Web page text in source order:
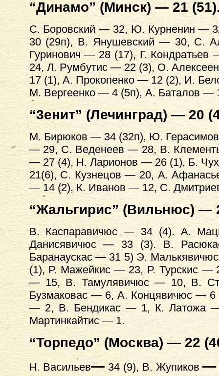
“Динамо” (Минск) — 21
С. Боровский — 32, Ю. Курненин —
30 (29п), В. Янушевский — 30, С.
Гуринович — 28 (17), Г.
24, Л. Румбутис — 22 (3), О.
17 (1), А. Прокопенко — 12 (2), И.
М. Вергеенко — 4 (5п), А. Баталов —
“3енит” (Лечинград) — 20
М. Бирюков — 34 (32п), Ю.
— 29, С. Веденеев — 28, В.
— 27 (4), Н. Ларионов — 26 (1), Б.
21(6), С. Кузнецов — 20, А.
— 14 (2), К. Иванов — 12, С.
“Жальгирис” (Вильнюс) —
В. Каспаравичюс — 34 (4). А.
Данисявичюс — 33 (3). В.
Баранаускас — 31 5) Э.
(1), Р. Мажейкис — 23, Р. Турскис —
— 15, В. Тамулявичюс — 10, В.
Бузмаковас — 6, А. Концявичюс — 6
— 2, В. Бендикас — 1, К. Латожа
Мартинкайтис — 1.
“Торпедо” (Москва) — 22
Н. Васильев— 34 (9), В. Жупиков